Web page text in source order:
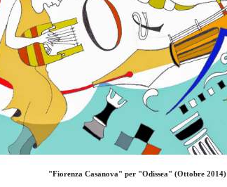
"Fiorenza Casanova" per "Odissea" (Ottobre 2014)